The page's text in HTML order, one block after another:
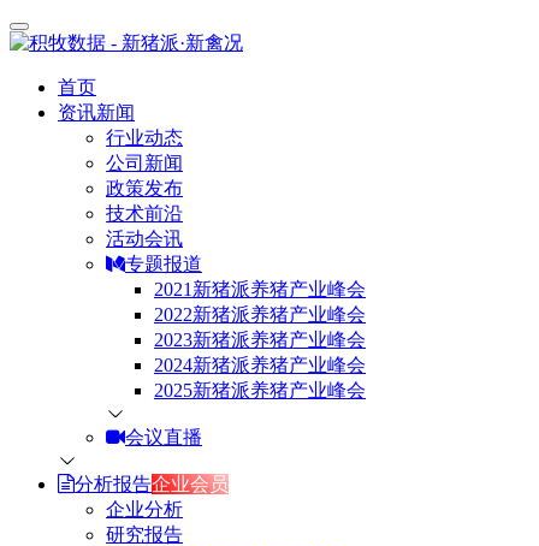
首页
资讯新闻
行业动态
公司新闻
政策发布
技术前沿
活动会讯
专题报道
2021新猪派养猪产业峰会
2022新猪派养猪产业峰会
2023新猪派养猪产业峰会
2024新猪派养猪产业峰会
2025新猪派养猪产业峰会
会议直播
分析报告企业会员
企业分析
研究报告